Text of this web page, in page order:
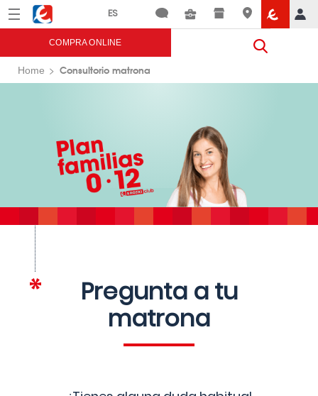
Menú Eroski
COMPRA ONLINE
Home Consultorio matrona
Pregunta a tu
matrona